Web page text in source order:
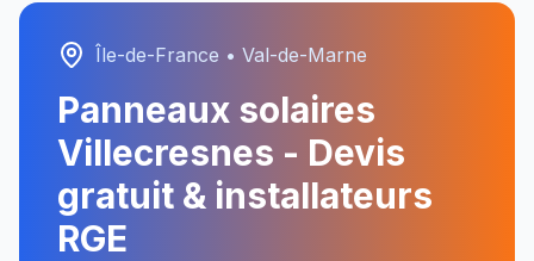
Île-de-France • Val-de-Marne
Panneaux solaires
Villecresnes - Devis
gratuit & installateurs
RGE